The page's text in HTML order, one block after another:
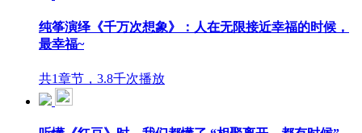
纯筝演绎《千万次想象》：人在无限接近幸福的时候，
最幸福~
共1章节，3.8千次播放